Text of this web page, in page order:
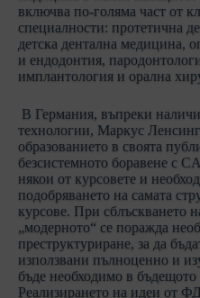
включва по-голяма част от
специалности: протетична
детска дентална медицина,
и ендодонтия,
имплантология и орална
В Германия, въпреки
технологии, Маркус
образованието в своята
безсистемното боравене с
някои от курсовете и
подобряването на самата
курсове. При сблъскването
„модерното“ се поражда
преструктуриране, за да
използвани пълноценно и
бъде необходимо в бъдещото
Реализирането на идеи от